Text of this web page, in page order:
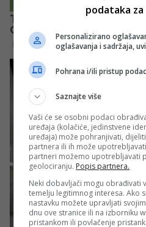
podataka
Personalizirano
oglašavanja i sadržaja,
Pohrana i/ili pristup
Saznajte više
Vaši će se osobni podaci
uređaja (kolačiće, jedinstvene
uređaja) može pohranjivati,
partnera ili ih može
partneri možemo upotrebljavati
geolociranju. Popis partnera.
Neki dobavljači mogu obrađivati
temelju legitimnog interesa. Ako
nastavku možete upravljati
dnu ove stranice ili na izborniku
pristankom ili povlačenje